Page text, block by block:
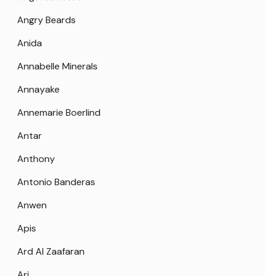
Angry Beards
Anida
Annabelle Minerals
Annayake
Annemarie Boerlind
Antar
Anthony
Antonio Banderas
Anwen
Apis
Ard Al Zaafaran